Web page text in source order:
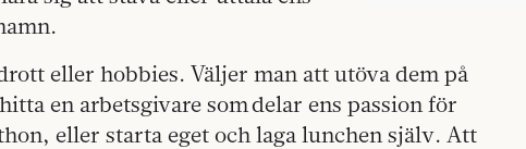
eller hobbies. Väljer man att utöva dem på
en arbetsgivare som delar ens passion för
eller starta eget och laga lunchen själv. Att